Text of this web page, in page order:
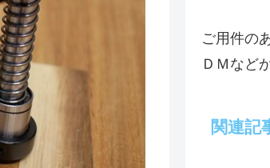
ご用件の
ＤＭなど
関連記